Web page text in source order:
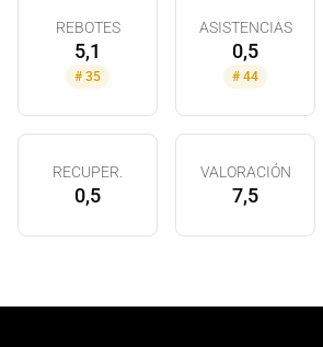
REBOTES
5,1
# 35
ASISTENCIAS
0,5
# 44
RECUPER.
0,5
VALORACIÓN
7,5